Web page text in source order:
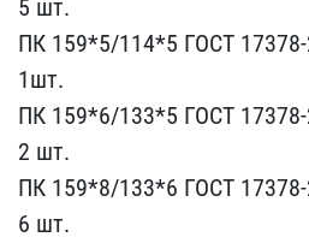
5 ш​т.
ПК 159*5/114*5 ГОСТ
1шт.
ПК 159*6/133*5 ГОС​Т
2 шт.
ПК 159*8/133*6​ ГОСТ
6 шт.